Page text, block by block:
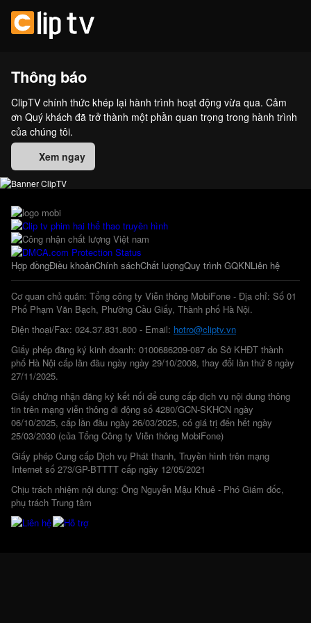
Thông báo
ClipTV chính thức khép lại hành trình hoạt động vừa qua. Cảm
ơn Quý khách đã trở thành một phần quan trọng trong hành trình
của chúng tôi.
Xem ngay
Hợp đồngĐiều khoảnChính sáchChất lượngQuy trình GQKNLiên hệ
Cơ quan chủ quản: Tổng công ty Viễn thông MobiFone - Địa chỉ: Số 01
Phố Phạm Văn Bạch, Phường Cầu Giấy, Thành phố Hà Nội.
Điện thoại/Fax: 024.37.831.800 - Email: hotro@cliptv.vn
Giấy phép đăng ký kinh doanh: 0100686209-087 do Sở KHĐT thành
phố Hà Nội cấp lần đầu ngày ngày 29/10/2008, thay đổi lần thứ 8 ngày
27/11/2025.
Giấy chứng nhận đăng ký kết nối để cung cấp dịch vụ nội dung thông
tin trên mạng viễn thông di động số 4280/GCN-SKHCN ngày
06/10/2025, cấp lần đầu ngày 26/03/2025, có giá trị đến hết ngày
25/03/2030 (của Tổng Công ty Viễn thông MobiFone)
Giấy phép Cung cấp Dịch vụ Phát thanh, Truyền hình trên mạng
Internet số 273/GP-BTTTT cấp ngày 12/05/2021
Chịu trách nhiệm nội dung: Ông Nguyễn Mậu Khuê - Phó Giám đốc,
phụ trách Trung tâm